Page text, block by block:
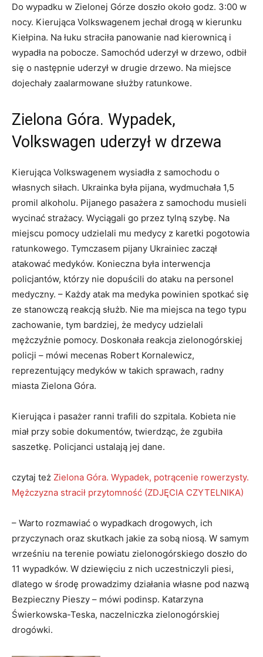
Do wypadku w Zielonej Górze doszło około godz. 3:00 w
nocy. Kierująca Volkswagenem jechał drogą w kierunku
Kiełpina. Na łuku straciła panowanie nad kierownicą i
wypadła na pobocze. Samochód uderzył w drzewo, odbił
się o następnie uderzył w drugie drzewo. Na miejsce
dojechały zaalarmowane służby ratunkowe.
Zielona Góra. Wypadek,
Volkswagen uderzył w drzewa
Kierująca Volkswagenem wysiadła z samochodu o
własnych siłach. Ukrainka była pijana, wydmuchała 1,5
promil alkoholu. Pijanego pasażera z samochodu musieli
wycinać strażacy. Wyciągali go przez tylną szybę. Na
miejscu pomocy udzielali mu medycy z karetki pogotowia
ratunkowego. Tymczasem pijany Ukrainiec zaczął
atakować medyków. Konieczna była interwencja
policjantów, którzy nie dopuścili do ataku na personel
medyczny. – Każdy atak ma medyka powinien spotkać się
ze stanowczą reakcją służb. Nie ma miejsca na tego typu
zachowanie, tym bardziej, że medycy udzielali
mężczyźnie pomocy. Doskonała reakcja zielonogórskiej
policji – mówi mecenas Robert Kornalewicz,
reprezentujący medyków w takich sprawach, radny
miasta Zielona Góra.
Kierująca i pasażer ranni trafili do szpitala. Kobieta nie
miał przy sobie dokumentów, twierdząc, że zgubiła
saszetkę. Policjanci ustalają jej dane.
czytaj też Zielona Góra. Wypadek, potrącenie rowerzysty.
Mężczyzna stracił przytomność (ZDJĘCIA CZYTELNIKA)
– Warto rozmawiać o wypadkach drogowych, ich
przyczynach oraz skutkach jakie za sobą niosą. W samym
wrześniu na terenie powiatu zielonogórskiego doszło do
11 wypadków. W dziewięciu z nich uczestniczyli piesi,
dlatego w środę prowadzimy działania własne pod nazwą
Bezpieczny Pieszy – mówi podinsp. Katarzyna
Świerkowska-Teska, naczelniczka zielonogórskiej
drogówki.